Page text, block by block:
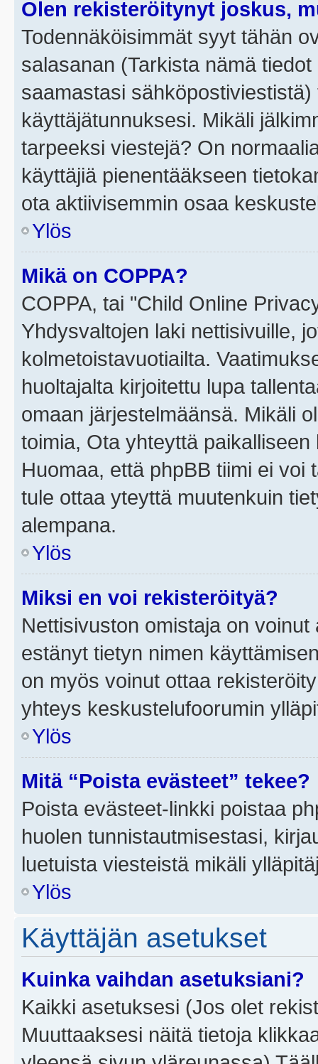
Olen rekisteröitynyt joskus,
Todennäköisimmät syyt tähän
salasanan (Tarkista nämä
saamastasi
käyttäjätunnuksesi. Mikäli
tarpeeksi viestejä? On
käyttäjiä pienentääkseen
ota aktiivisemmin osaa
Ylös
Mikä on COPPA?
COPPA, tai "Child Online
Yhdysvaltojen laki nettisivuille,
kolmetoistavuotiailta.
huoltajalta kirjoitettu lupa
omaan järjestelmäänsä. Mikäli
toimia, Ota yhteyttä
Huomaa, että phpBB tiimi ei voi
tule ottaa yteyttä muutenkuin
alempana.
Ylös
Miksi en voi rekisteröityä?
Nettisivuston omistaja on
estänyt tietyn nimen
on myös voinut ottaa
yhteys keskustelufoorumin
Ylös
Mitä “Poista evästeet” tekee?
Poista evästeet-linkki poistaa
huolen tunnistautmisestasi,
luetuista viesteistä mikäli
Ylös
Käyttäjän asetukset
Kuinka vaihdan asetuksiani?
Kaikki asetuksesi (Jos olet
Muuttaaksesi näitä tietoja